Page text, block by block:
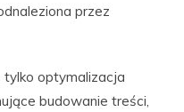
przez
tylko optymalizacja
budowanie treści,